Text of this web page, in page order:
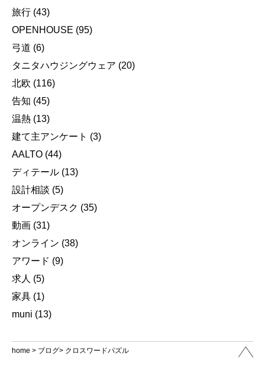
旅行 (43)
OPENHOUSE (95)
弓道 (6)
タニタハウジングウェア (20)
北欧 (116)
告知 (45)
温熱 (13)
建て主アンケート (3)
AALTO (44)
ディテール (13)
設計相談 (5)
オープンデスク (35)
動画 (31)
オンライン (38)
アワード (9)
求人 (5)
家具 (1)
muni (13)
home > ブログ> クロスワードパズル